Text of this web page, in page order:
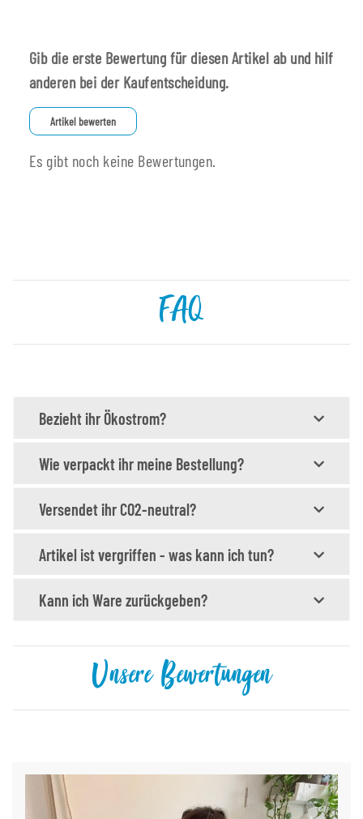
Gib die erste Bewertung für diesen Artikel ab und hilf
anderen bei der Kaufentscheidung.
Artikel bewerten
Es gibt noch keine Bewertungen.
FAQ
Bezieht ihr Ökostrom?
Wie verpackt ihr meine Bestellung?
Versendet ihr CO2-neutral?
Artikel ist vergriffen - was kann ich tun?
Kann ich Ware zurückgeben?
Unsere Bewertungen